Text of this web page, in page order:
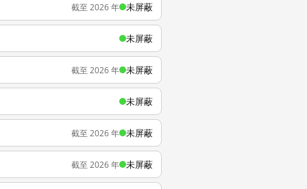
截至 2026 年 未屏蔽
未屏蔽
截至 2026 年 未屏蔽
未屏蔽
截至 2026 年 未屏蔽
截至 2026 年 未屏蔽